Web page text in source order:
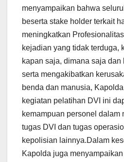
menyampaikan bahwa
beserta stake holder terkait
meningkatkan
kejadian yang tidak terduga,
kapan saja, dimana saja
serta mengakibatkan
benda dan manusia,
kegiatan pelatihan DVI ini
kemampuan personel dalam
tugas DVI dan tugas
kepolisian lainnya.Dalam
Kapolda juga